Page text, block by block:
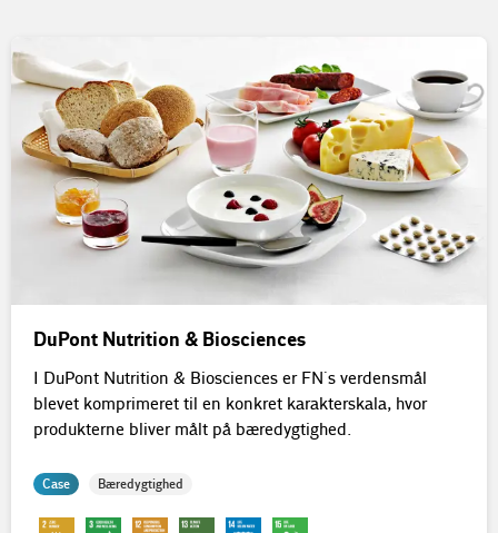
DuPont Nutrition & Biosciences
I DuPont Nutrition & Biosciences er FN´s verdensmål
blevet komprimeret til en konkret karakterskala, hvor
produkterne bliver målt på bæredygtighed.
Case Bæredygtighed